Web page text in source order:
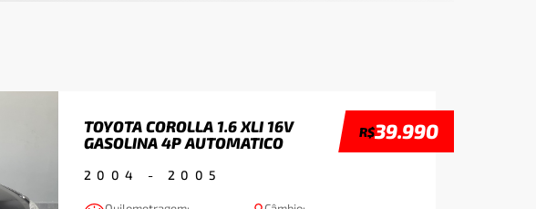
TOYOTA COROLLA 1.6 XLI 16V
GASOLINA 4P AUTOMATICO
R$39.990
2004 - 2005